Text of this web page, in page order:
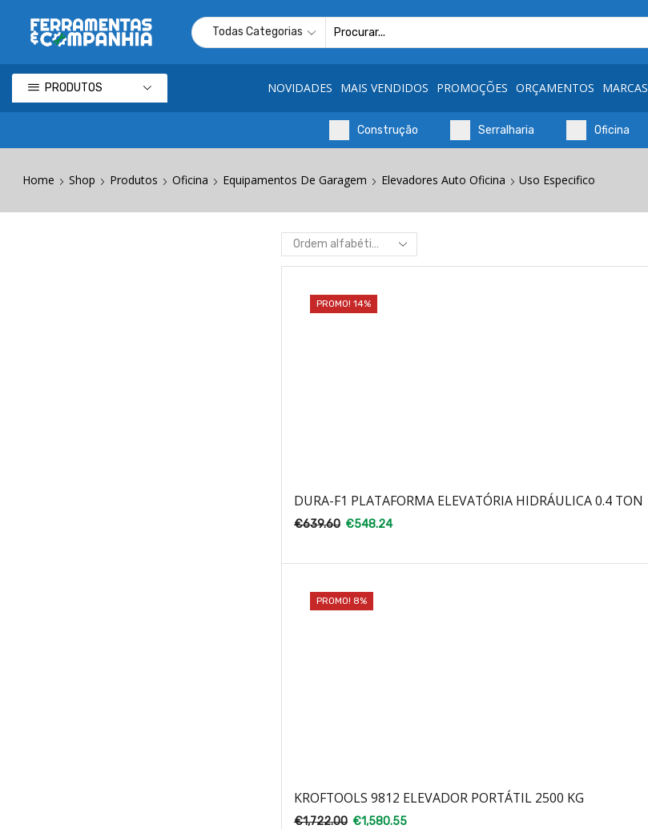
PRODUTOS NOVIDADES MAIS VENDIDOS PROMOÇÕES ORÇAMENTOS MARCAS
Construção Serralharia Oficina
Home Shop Produtos Oficina Equipamentos De Garagem Elevadores Auto Oficina Uso Especifico
PROMO! 14%
DURA-F1 PLATAFORMA ELEVATÓRIA HIDRÁULICA 0.4 TON
€639.60 €548.24
PROMO! 8%
KROFTOOLS 9812 ELEVADOR PORTÁTIL 2500 KG
€1,722.00 €1,580.55